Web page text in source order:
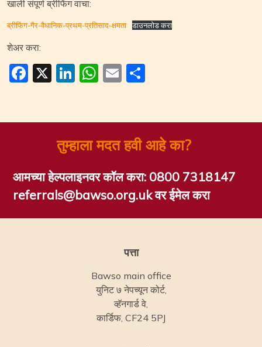
खाली संपूर्ण ब्रीफिंग वाचा:
ब्रीफिंग-गैर-वैधानिक-प्रथम-प्रतिसाद-क्षमता डाउनलोड करा
शेअर करा:
Facebook
X LinkedIn
WhatsApp
Email
तुम्हाला मदत हवी आहे का?
आमच्या हेल्पलाइनवर कॉल करा: 0800 7318147
referrals@bawso.org.uk वर ईमेल करा
पत्ता
Bawso main office
युनिट ७ नेपच्यून कोर्ट,
व्हॅनगार्ड वे,
कार्डिफ, CF24 5PJ